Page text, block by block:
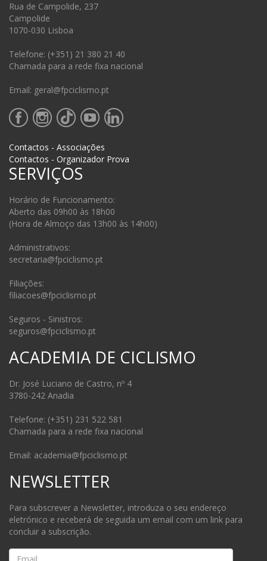
Rua de Campolide, 237
Campolide
1070-030 Lisboa
Telefone: (+351) 21 380 21 40
Chamada para a rede fixa nacional
Email: geral@fpciclismo.pt
Contactos - Associações
Contactos - Organizador Prova
SERVIÇOS
Horário de Funcionamento:
Aberto das 09h00 às 18h00
(Hora de Almoço das 13h00 às 14h00)
Administrativos:
secretaria@fpciclismo.pt
Filiações:
filiacoes@fpciclismo.pt
Seguros - Sinistros:
seguros@fpciclismo.pt
ACADEMIA DE CICLISMO
Dr. José Luciano de Castro, nº 4
3780-242 Anadia
Telefone: (+351) 231 522 581
Chamada para a rede fixa nacional
Email: academia@fpciclismo.pt
NEWSLETTER
Para subscrever a Newsletter, introduza o seu endereço
eletrónico e receberá de seguida um email com um link para
concluir a subscrição.
Email